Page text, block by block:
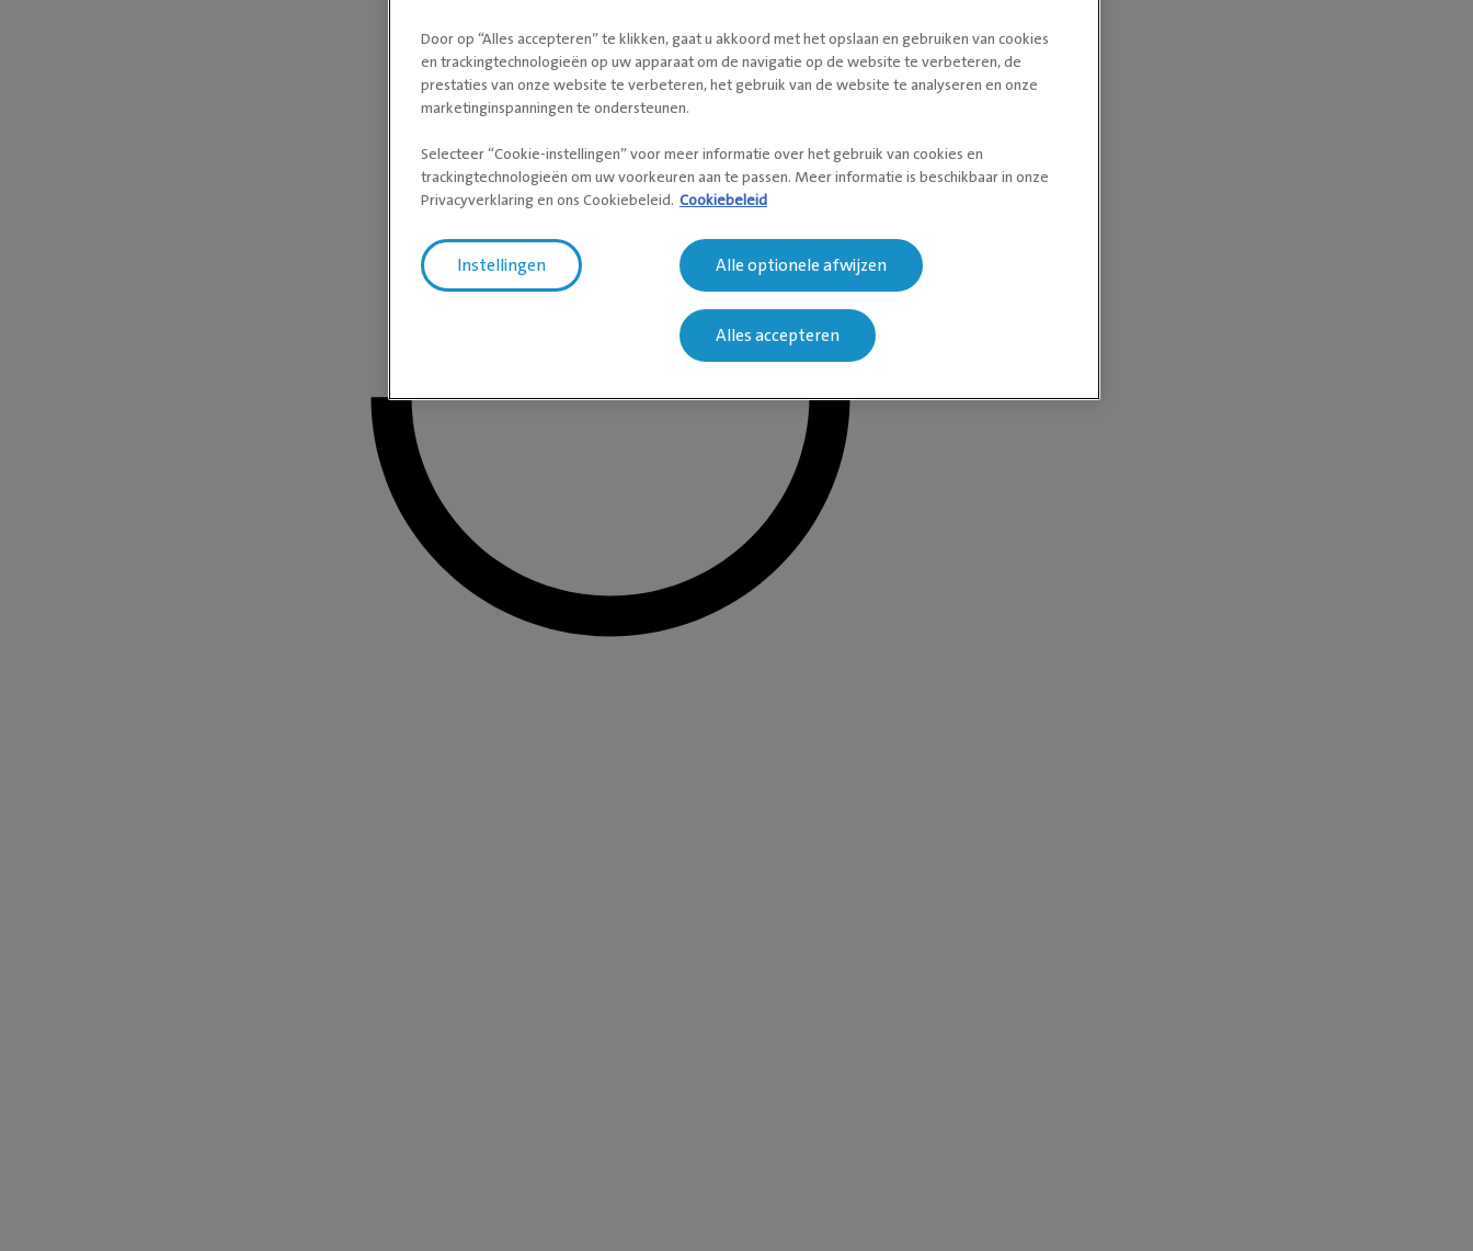
Door op “Alles accepteren” te klikken, gaat u akkoord met het opslaan en gebruiken van cookies
en trackingtechnologieën op uw apparaat om de navigatie op de website te verbeteren, de
prestaties van onze website te verbeteren, het gebruik van de website te analyseren en onze
marketinginspanningen te ondersteunen.
Selecteer “Cookie-instellingen” voor meer informatie over het gebruik van cookies en
trackingtechnologieën om uw voorkeuren aan te passen. Meer informatie is beschikbaar in onze
Privacyverklaring en ons Cookiebeleid. Cookiebeleid
Instellingen Alle optionele afwijzen
Alles accepteren